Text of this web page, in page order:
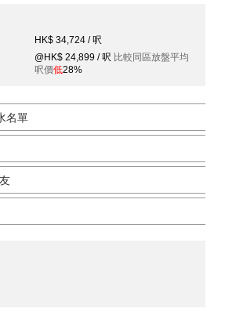
HK$ 34,724 / 呎
@HK$ 24,899 / 呎 比較同區放盤平均
呎價低28%
名單